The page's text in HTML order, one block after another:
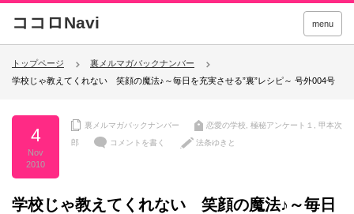
menu
トップページ
裏メルマガバックナンバー
学校じゃ教えてくれない 笑顔の魔法♪～毎日を充実させる”裏”レシピ～ 号外004号
4
Nov
2010
裏メルマガバックナンバー 恋愛の学校 極秘アンケート１
甲本次
郎
コメントを書く 法条ゆきと
学校じゃ教えてくれない 笑顔の魔法♪～毎日